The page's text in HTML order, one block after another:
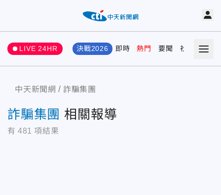
LIVE 24HR 決戰2026 即時 熱門 要聞 社會 娛樂
中天新聞網 詐騙集團
詐騙集團 相關報導
有 481 項結果